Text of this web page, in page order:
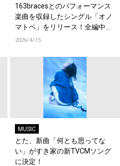
163bracesとのパフォーマンス
楽曲を収録したシングル「オノ
マトペ」をリリース！全編中国
語詞にも初チャレンジ！コメン
2026/4/15
MUSIC
とた、新曲「何とも思ってな
い」がすき家の新TVCMソング
に決定！